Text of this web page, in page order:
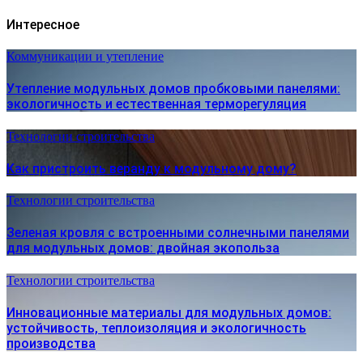
Интересное
Коммуникации и утепление
Утепление модульных домов пробковыми панелями:
экологичность и естественная терморегуляция
Технологии строительства
Как пристроить веранду к модульному дому?
Технологии строительства
Зеленая кровля с встроенными солнечными панелями
для модульных домов: двойная экопольза
Технологии строительства
Инновационные материалы для модульных домов:
устойчивость, теплоизоляция и экологичность
производства